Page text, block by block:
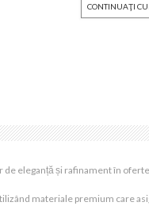
CONTINUAŢI
eleganță și rafinament în
materiale premium care